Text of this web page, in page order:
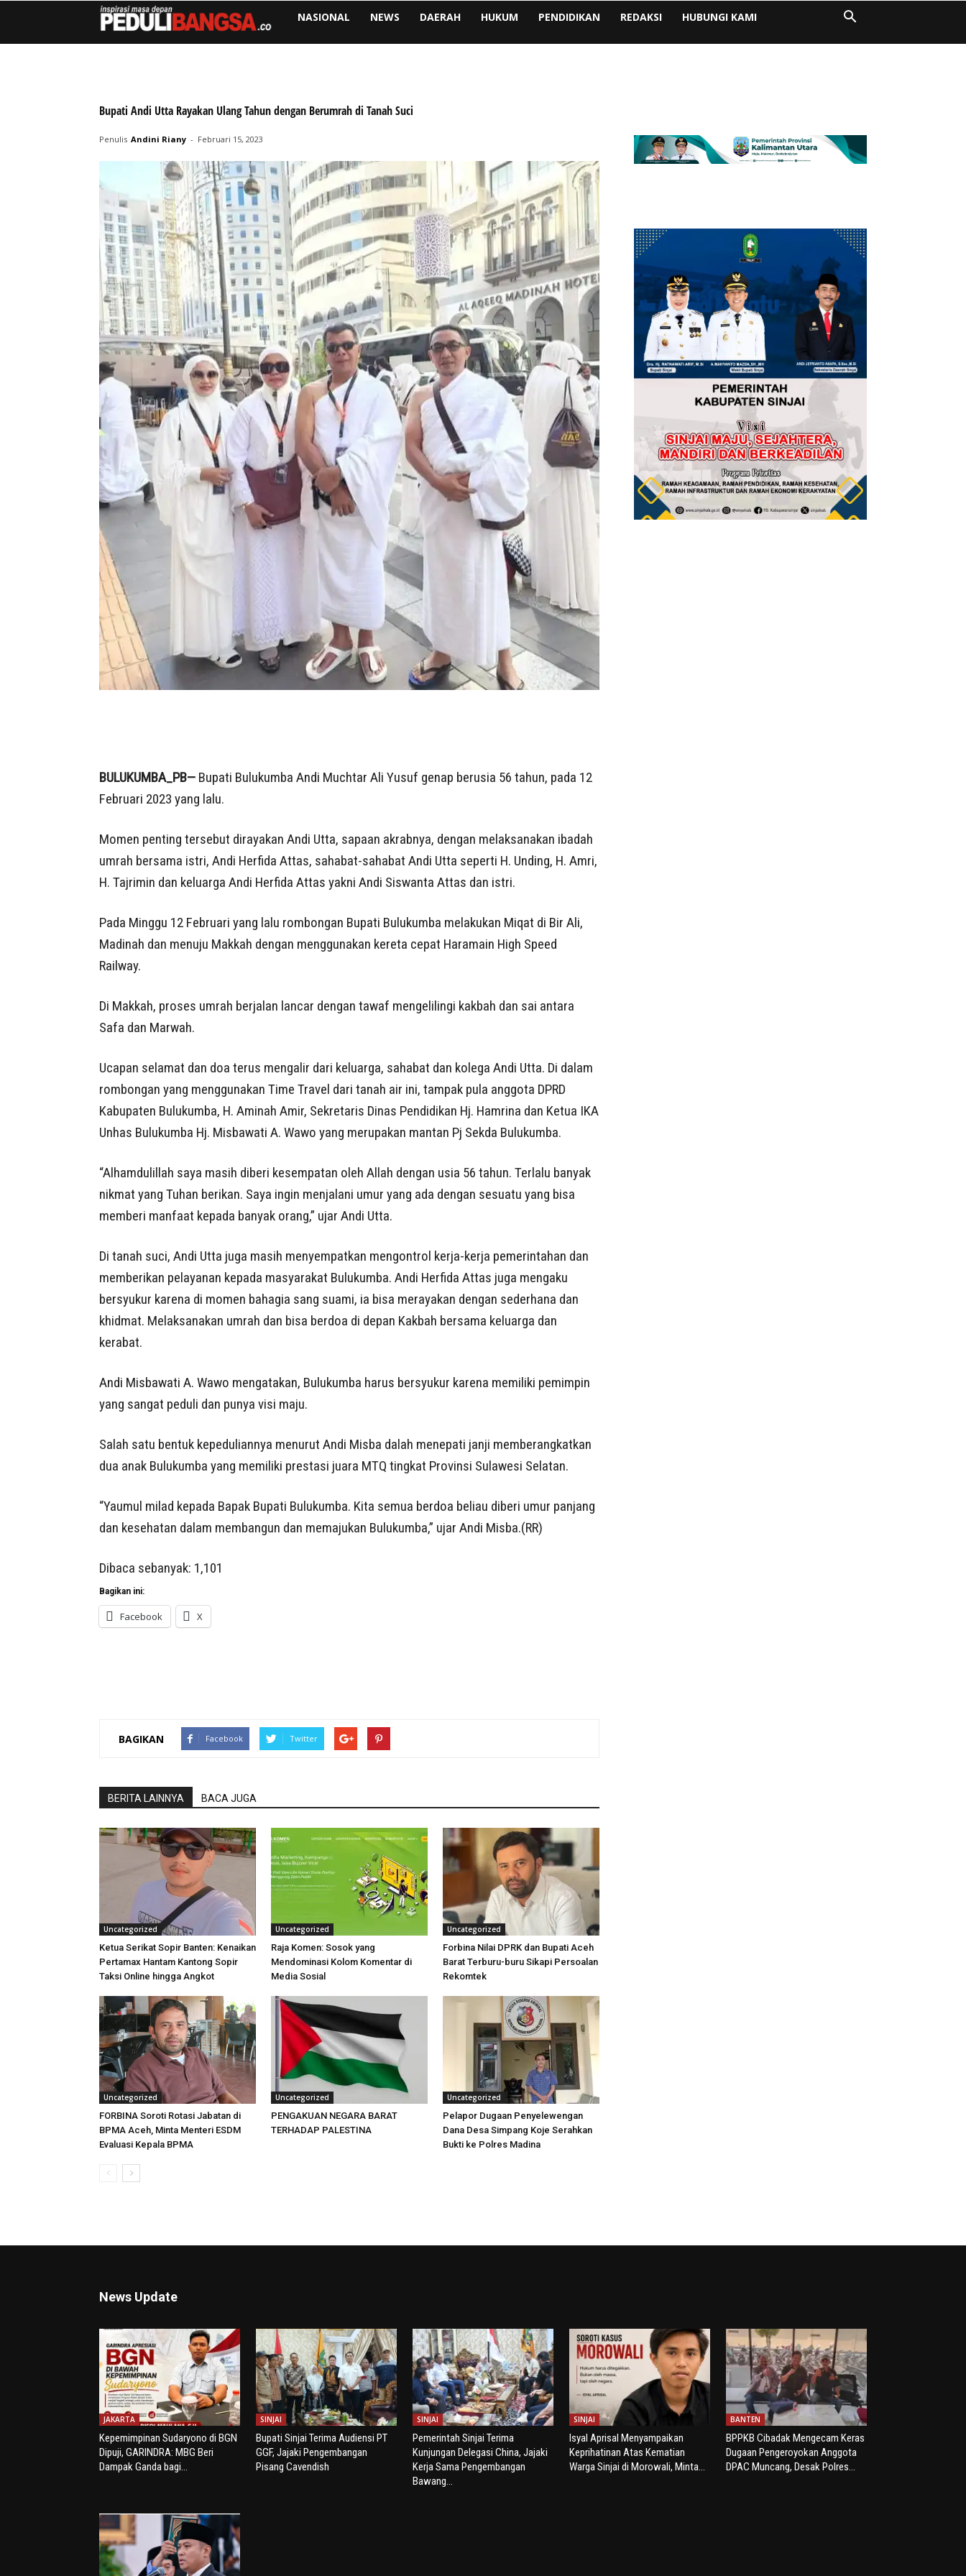
NASIONAL NEWS DAERAH HUKUM PENDIDIKAN REDAKSI HUBUNGI KAMI
Bupati Andi Utta Rayakan Ulang Tahun dengan Berumrah di Tanah Suci
Penulis Andini Riany - Februari 15, 2023
BULUKUMBA_PB— Bupati Bulukumba Andi Muchtar Ali Yusuf genap berusia 56 tahun, pada 12
Februari 2023 yang lalu.
Momen penting tersebut dirayakan Andi Utta, sapaan akrabnya, dengan melaksanakan ibadah
umrah bersama istri, Andi Herfida Attas, sahabat-sahabat Andi Utta seperti H. Unding, H. Amri,
H. Tajrimin dan keluarga Andi Herfida Attas yakni Andi Siswanta Attas dan istri.
Pada Minggu 12 Februari yang lalu rombongan Bupati Bulukumba melakukan Miqat di Bir Ali,
Madinah dan menuju Makkah dengan menggunakan kereta cepat Haramain High Speed
Railway.
Di Makkah, proses umrah berjalan lancar dengan tawaf mengelilingi kakbah dan sai antara
Safa dan Marwah.
Ucapan selamat dan doa terus mengalir dari keluarga, sahabat dan kolega Andi Utta. Di dalam
rombongan yang menggunakan Time Travel dari tanah air ini, tampak pula anggota DPRD
Kabupaten Bulukumba, H. Aminah Amir, Sekretaris Dinas Pendidikan Hj. Hamrina dan Ketua IKA
Unhas Bulukumba Hj. Misbawati A. Wawo yang merupakan mantan Pj Sekda Bulukumba.
“Alhamdulillah saya masih diberi kesempatan oleh Allah dengan usia 56 tahun. Terlalu banyak
nikmat yang Tuhan berikan. Saya ingin menjalani umur yang ada dengan sesuatu yang bisa
memberi manfaat kepada banyak orang,” ujar Andi Utta.
Di tanah suci, Andi Utta juga masih menyempatkan mengontrol kerja-kerja pemerintahan dan
memberikan pelayanan kepada masyarakat Bulukumba. Andi Herfida Attas juga mengaku
bersyukur karena di momen bahagia sang suami, ia bisa merayakan dengan sederhana dan
khidmat. Melaksanakan umrah dan bisa berdoa di depan Kakbah bersama keluarga dan
kerabat.
Andi Misbawati A. Wawo mengatakan, Bulukumba harus bersyukur karena memiliki pemimpin
yang sangat peduli dan punya visi maju.
Salah satu bentuk kepeduliannya menurut Andi Misba dalah menepati janji memberangkatkan
dua anak Bulukumba yang memiliki prestasi juara MTQ tingkat Provinsi Sulawesi Selatan.
“Yaumul milad kepada Bapak Bupati Bulukumba. Kita semua berdoa beliau diberi umur panjang
dan kesehatan dalam membangun dan memajukan Bulukumba,” ujar Andi Misba.(RR)
Dibaca sebanyak: 1,101
Bagikan ini:
Facebook X
BAGIKAN Facebook Twitter
BERITA LAINNYA BACA JUGA
Uncategorized
Ketua Serikat Sopir Banten: Kenaikan
Pertamax Hantam Kantong Sopir
Taksi Online hingga Angkot
Uncategorized
Raja Komen: Sosok yang
Mendominasi Kolom Komentar di
Media Sosial
Uncategorized
Forbina Nilai DPRK dan Bupati Aceh
Barat Terburu-buru Sikapi Persoalan
Rekomtek
Uncategorized
FORBINA Soroti Rotasi Jabatan di
BPMA Aceh, Minta Menteri ESDM
Evaluasi Kepala BPMA
Uncategorized
PENGAKUAN NEGARA BARAT
TERHADAP PALESTINA
Uncategorized
Pelapor Dugaan Penyelewengan
Dana Desa Simpang Koje Serahkan
Bukti ke Polres Madina
News Update
JAKARTA
Kepemimpinan Sudaryono di BGN
Dipuji, GARINDRA: MBG Beri
Dampak Ganda bagi...
SINJAI
Bupati Sinjai Terima Audiensi PT
GGF, Jajaki Pengembangan
Pisang Cavendish
SINJAI
Pemerintah Sinjai Terima
Kunjungan Delegasi China, Jajaki
Kerja Sama Pengembangan
Bawang...
SINJAI
Isyal Aprisal Menyampaikan
Keprihatinan Atas Kematian
Warga Sinjai di Morowali, Minta...
BANTEN
BPPKB Cibadak Mengecam Keras
Dugaan Pengeroyokan Anggota
DPAC Muncang, Desak Polres...